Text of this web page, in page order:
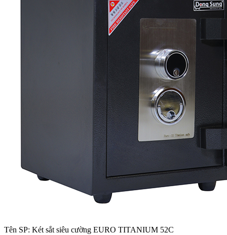
Tên SP: Két sắt siêu cường EURO TITANIUM 52C